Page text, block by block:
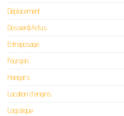
Déplacement
Dossier&Actus
Entreposage
Fourgon
Hangars
Location d'engins
Logistique